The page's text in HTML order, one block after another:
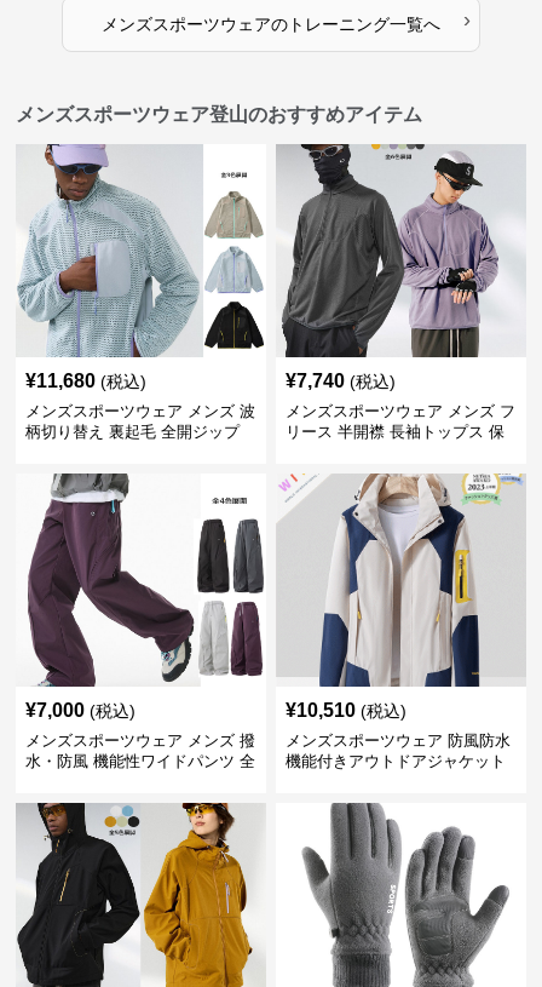
メンズスポーツウェアのトレーニング一覧へ ›
メンズスポーツウェア登山のおすすめアイテム
¥11,680 (税込)
メンズスポーツウェア メンズ 波
柄切り替え 裏起毛 全開ジップ
¥7,740 (税込)
メンズスポーツウェア メンズ フ
リース 半開襟 長袖トップス 保
¥7,000 (税込)
メンズスポーツウェア メンズ 撥
水・防風 機能性ワイドパンツ 全
¥10,510 (税込)
メンズスポーツウェア 防風防水
機能付きアウトドアジャケット